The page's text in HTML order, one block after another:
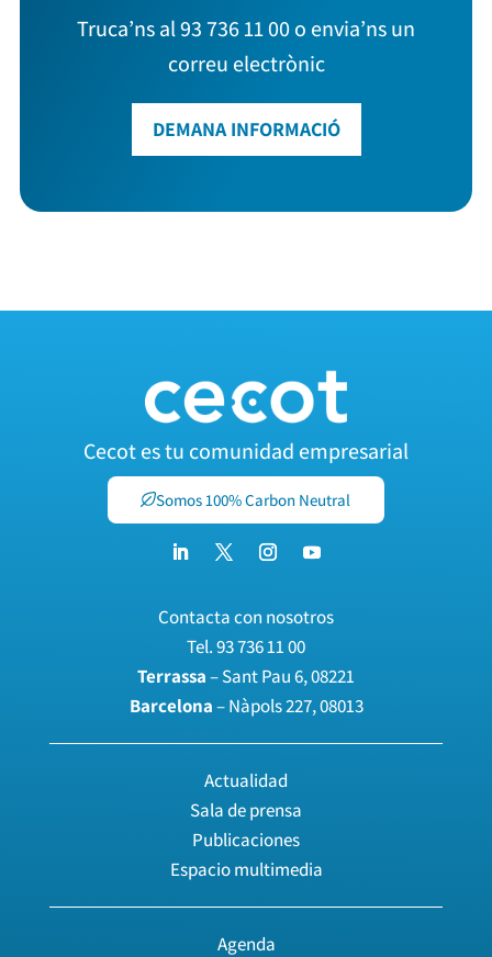
Truca’ns al 93 736 11 00 o envia’ns un
correu electrònic
DEMANA INFORMACIÓ
Cecot es tu comunidad empresarial
Somos 100% Carbon Neutral
Contacta con nosotros
Tel.93 736 11 00
Terrassa– Sant Pau 6, 08221
Barcelona– Nàpols 227, 08013
Actualidad
Sala de prensa
Publicaciones
Espacio multimedia
Agenda